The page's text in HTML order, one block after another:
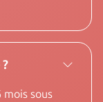
sous